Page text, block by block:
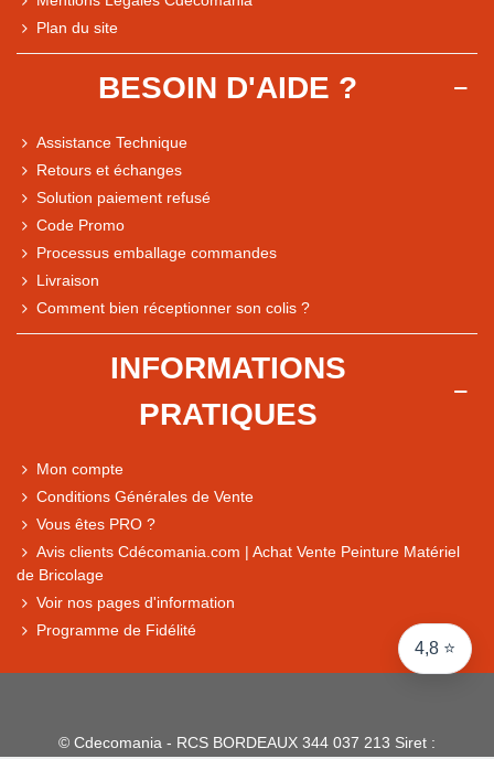
4,8 ⭐
Comparaison des performances du magasin
Express, Chez vous, Point relais, Retrait magasin
Plan du site
BESOIN D'AIDE ?
Assistance Technique
Retours et échanges
Solution paiement refusé
Code Promo
Processus emballage commandes
Livraison
Comment bien réceptionner son colis ?
INFORMATIONS
PRATIQUES
Mon compte
Conditions Générales de Vente
Vous êtes PRO ?
Avis clients Cdécomania.com | Achat Vente Peinture Matériel
de Bricolage
Voir nos pages d'information
Programme de Fidélité
© Cdecomania - RCS BORDEAUX 344 037 213 Siret :